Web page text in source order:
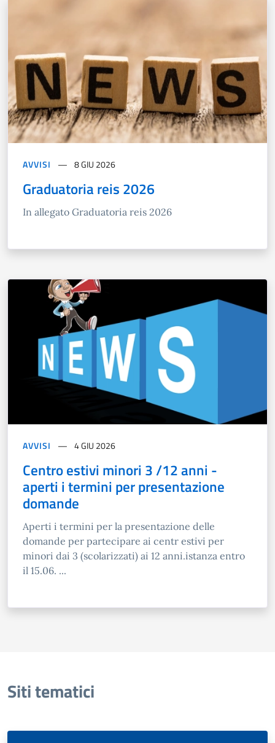
AVVISI 8 GIU 2026
Graduatoria reis 2026
In allegato Graduatoria reis 2026
AVVISI 4 GIU 2026
Centro estivi minori 3 /12 anni -
aperti i termini per presentazione
domande
Aperti i termini per la presentazione delle
domande per partecipare ai centr estivi per
minori dai 3 (scolarizzati) ai 12 anni.istanza entro
il 15.06. ...
Siti tematici